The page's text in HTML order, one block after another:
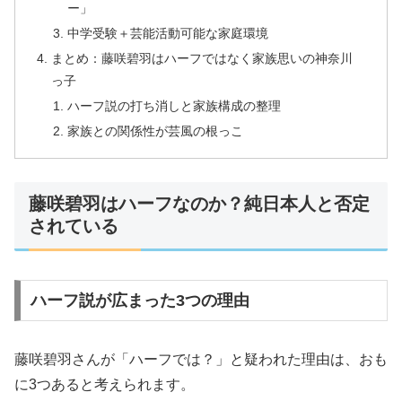
ー」
中学受験＋芸能活動可能な家庭環境
まとめ：藤咲碧羽はハーフではなく家族思いの神奈川
っ子
ハーフ説の打ち消しと家族構成の整理
家族との関係性が芸風の根っこ
藤咲碧羽はハーフなのか？純日本人と否定
されている
ハーフ説が広まった3つの理由
藤咲碧羽さんが「ハーフでは？」と疑われた理由は、おも
に3つあると考えられます。